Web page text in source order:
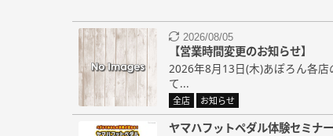
2026/08/05
【営業時間変更のお知らせ】
2026年8月13日(木)あぽろん各
て...
全店 お知らせ
ヤマハフットペダル体験セミナ